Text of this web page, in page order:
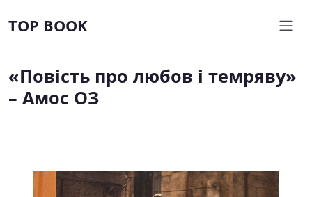
TOP BOOK
«Повість про любов і темряву»
– Амос ОЗ